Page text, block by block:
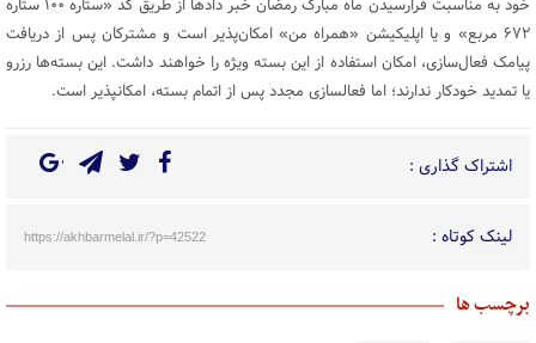
خود به مناسبت فرارسیدن ماه مبارک رمضان خبر دادها از طریق کد «ستاره ۱۰۰ ستاره
۶۷۲ مربع» و یا اپلیکیشن «همراه من» امکان‌پذیر است و مشترکان پس از دریافت
پیامک فعال‌سازی، امکان استفاده از این بسته‌ ویژه را خواهند داشت. این بسته‌ها رزرو
یا تمدید خودکار ندارند؛ اما فعالسازی مجدد پس از اتمام بسته، امکانپذیر است.
اشتراک گذاری :
لینک کوتاه : https://akhbarmelal.ir/?p=42522
برچسب ها